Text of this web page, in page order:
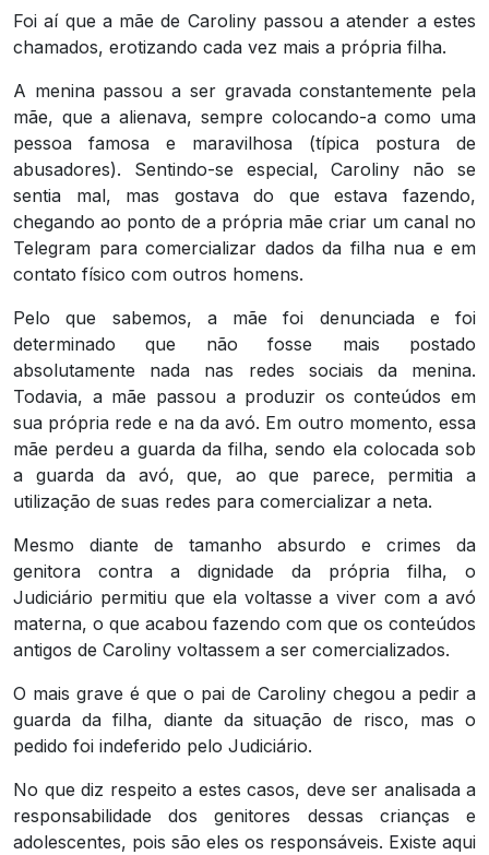
Foi aí que a mãe de Caroliny passou a atender a estes
chamados, erotizando cada vez mais a própria filha.
A menina passou a ser gravada constantemente pela
mãe, que a alienava, sempre colocando-a como uma
pessoa famosa e maravilhosa (típica postura de
abusadores). Sentindo-se especial, Caroliny não se
sentia mal, mas gostava do que estava fazendo,
chegando ao ponto de a própria mãe criar um canal no
Telegram para comercializar dados da filha nua e em
contato físico com outros homens.
Pelo que sabemos, a mãe foi denunciada e foi
determinado que não fosse mais postado
absolutamente nada nas redes sociais da menina.
Todavia, a mãe passou a produzir os conteúdos em
sua própria rede e na da avó. Em outro momento, essa
mãe perdeu a guarda da filha, sendo ela colocada sob
a guarda da avó, que, ao que parece, permitia a
utilização de suas redes para comercializar a neta.
Mesmo diante de tamanho absurdo e crimes da
genitora contra a dignidade da própria filha, o
Judiciário permitiu que ela voltasse a viver com a avó
materna, o que acabou fazendo com que os conteúdos
antigos de Caroliny voltassem a ser comercializados.
O mais grave é que o pai de Caroliny chegou a pedir a
guarda da filha, diante da situação de risco, mas o
pedido foi indeferido pelo Judiciário.
No que diz respeito a estes casos, deve ser analisada a
responsabilidade dos genitores dessas crianças e
adolescentes, pois são eles os responsáveis. Existe aqui